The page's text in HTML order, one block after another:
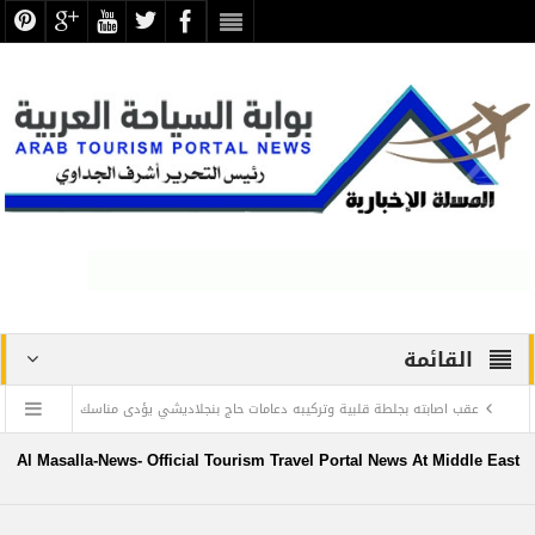
القائمة
عقب اصابته بجلطة قلبية وتركيبه دعامات حاج بنجلاديشي يؤدى مناسك
الحج بإشراف الصحة السعودية افتراضيا
Al Masalla-News- Official Tourism Travel Portal News At Middle East